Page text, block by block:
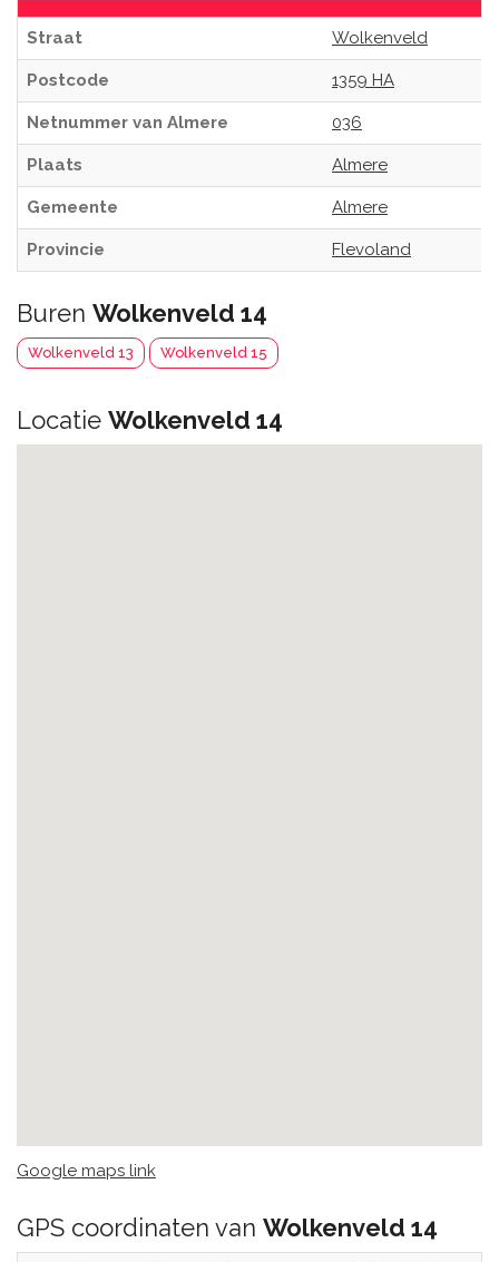
Straat Wolkenveld
Postcode 1359 HA
Netnummer van Almere 036
Plaats Almere
Gemeente Almere
Provincie Flevoland
Buren Wolkenveld 14
Wolkenveld 13 Wolkenveld 15
Locatie Wolkenveld 14
Google maps link
GPS coordinaten van Wolkenveld 14